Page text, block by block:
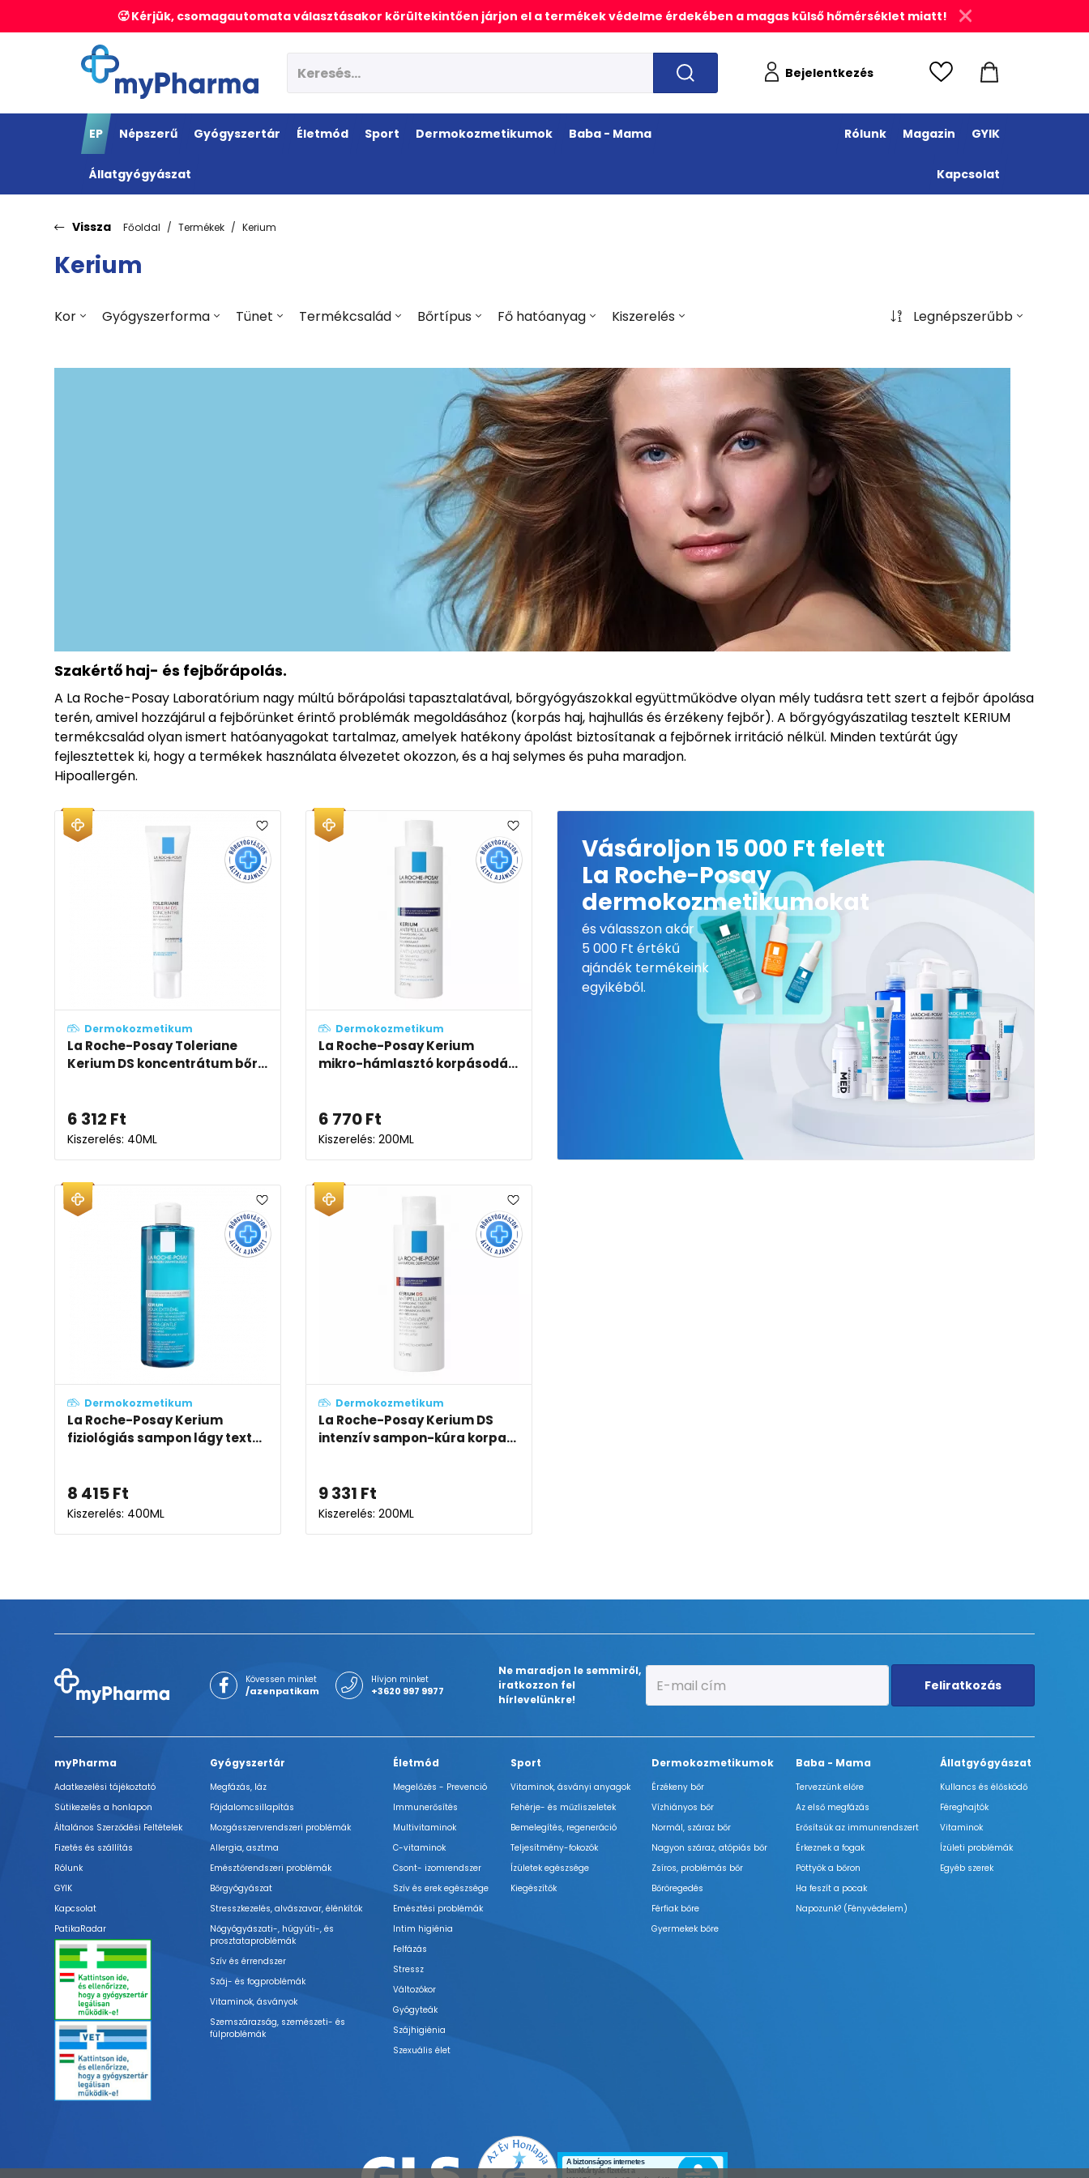
🥵 Kérjük, csomagautomata választásakor körültekintően járjon el a termékek védelme érdekében a magas külső hőmérséklet miatt!
Bejelentkezés
EP Népszerű Gyógyszertár Életmód Sport Dermokozmetikumok Baba - Mama
Állatgyógyászat
Rólunk Magazin GYIK
Kapcsolat
Vissza Főoldal Termékek Kerium
Kerium
Kor Gyógyszerforma Tünet Termékcsalád Bőrtípus Fő hatóanyag Kiszerelés Legnépszerűbb
Szakértő haj- és fejbőrápolás.
A La Roche-Posay Laboratórium nagy múltú bőrápolási tapasztalatával, bőrgyógyászokkal együttműködve olyan mély tudásra tett szert a fejbőr ápolása
terén, amivel hozzájárul a fejbőrünket érintő problémák megoldásához (korpás haj, hajhullás és érzékeny fejbőr). A bőrgyógyászatilag tesztelt KERIUM
termékcsalád olyan ismert hatóanyagokat tartalmaz, amelyek hatékony ápolást biztosítanak a fejbőrnek irritáció nélkül. Minden textúrát úgy
fejlesztettek ki, hogy a termékek használata élvezetet okozzon, és a haj selymes és puha maradjon.
Hipoallergén.
Dermokozmetikum
La Roche-Posay Toleriane
Kerium DS koncentrátum bőr...
6 312 Ft
Kiszerelés: 40ML
Dermokozmetikum
La Roche-Posay Kerium
mikro-hámlasztó korpásodá...
6 770Ft
Kiszerelés: 200ML
Vásároljon 15 000 Ft felett
La Roche-Posay
dermokozmetikumokat
és válasszon akár
5 000 Ft értékű
ajándék termékeink
egyikéből.
Dermokozmetikum
La Roche-Posay Kerium
fiziológiás sampon lágy text...
8 415Ft
Kiszerelés: 400ML
Dermokozmetikum
La Roche-Posay Kerium DS
intenzív sampon-kúra korpa...
9 331 Ft
Kiszerelés: 200ML
Kövessen minket
/azenpatikam
Hívjon minket
+3620 997 9977
Ne maradjon le semmiről,
iratkozzon fel
hírlevelünkre!
Feliratkozás
myPharma
Adatkezelési tájékoztató
Sütikezelés a honlapon
Általános Szerződési Feltételek
Fizetés és szállítás
Rólunk
GYIK
Kapcsolat
PatikaRadar
Gyógyszertár
Megfázás, láz
Fájdalomcsillapítás
Mozgásszervrendszeri problémák
Allergia, asztma
Emésztőrendszeri problémák
Bőrgyógyászat
Stresszkezelés, alvászavar, élénkítők
Nőgyógyászati-, húgyúti-, és
prosztataproblémák
Szív és érrendszer
Száj- és fogproblémák
Vitaminok, ásványok
Szemszárazság, szemészeti- és
fülproblémák
Életmód
Megelőzés - Prevenció
Immunerősítés
Multivitaminok
C-vitaminok
Csont- izomrendszer
Szív és erek egészsége
Emésztési problémák
Intim higiénia
Felfázás
Stressz
Változókor
Gyógyteák
Szájhigiénia
Szexuális élet
Sport
Vitaminok, ásványi anyagok
Fehérje- és műzliszeletek
Bemelegítés, regeneráció
Teljesítmény-fokozók
Ízületek egészsége
Kiegészítők
Dermokozmetikumok
Érzékeny bőr
Vízhiányos bőr
Normál, száraz bőr
Nagyon száraz, atópiás bőr
Zsíros, problémás bőr
Bőröregedés
Férfiak bőre
Gyermekek bőre
Baba - Mama
Tervezzünk előre
Az első megfázás
Erősítsük az immunrendszert
Érkeznek a fogak
Pöttyök a bőron
Ha feszít a pocak
Napozunk? (Fényvédelem)
Állatgyógyászat
Kullancs és élősködő
Féreghajtók
Vitaminok
Ízületi problémák
Egyéb szerek